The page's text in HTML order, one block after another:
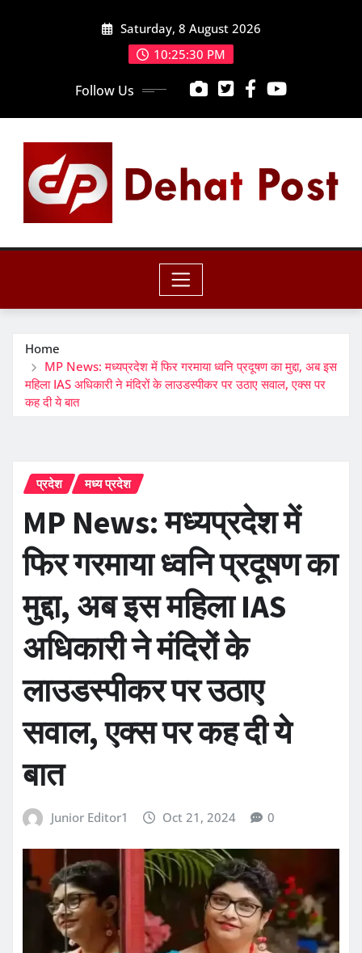
Saturday, 8 August 2026
10:25:32 PM
Follow Us
Home
MP News: मध्यप्रदेश में फिर गरमाया ध्वनि प्रदूषण का मुद्दा, अब इस
महिला IAS अधिकारी ने मंदिरों के लाउडस्पीकर पर उठाए सवाल, एक्स पर
कह दी ये बात
प्रदेश मध्य प्रदेश
MP News: मध्यप्रदेश में
फिर गरमाया ध्वनि प्रदूषण का
मुद्दा, अब इस महिला IAS
अधिकारी ने मंदिरों के
लाउडस्पीकर पर उठाए
सवाल, एक्स पर कह दी ये
बात
Junior Editor1 Oct 21, 2024 0